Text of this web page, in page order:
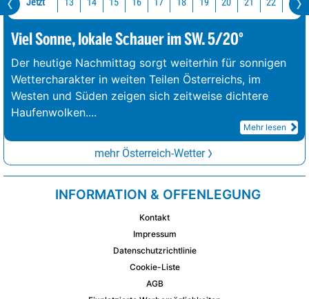
Jetzt 13 14 15 16 17 18 19 20 21 22 23
Viel Sonne, lokale Schauer im SW. 5/20°
Der heutige Nachmittag sorgt weiterhin für sonnigen
Wettercharakter in weiten Teilen Österreichs, im
Westen und Süden zeigen sich zeitweise dichtere
Haufenwolken....
Mehr lesen
mehr Österreich-Wetter
INFORMATION & OFFENLEGUNG
Kontakt
Impressum
Datenschutzrichtlinie
Cookie-Liste
AGB